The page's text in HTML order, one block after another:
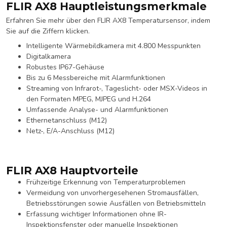
FLIR AX8 Hauptleistungsmerkmale
Erfahren Sie mehr über den FLIR AX8 Temperatursensor, indem
Sie auf die Ziffern klicken.
Intelligente Wärmebildkamera mit 4.800 Messpunkten
Digitalkamera
Robustes IP67-Gehäuse
Bis zu 6 Messbereiche mit Alarmfunktionen
Streaming von Infrarot-, Tageslicht- oder MSX-Videos in
den Formaten MPEG, MJPEG und H.264
Umfassende Analyse- und Alarmfunktionen
Ethernetanschluss (M12)
Netz-, E/A-Anschluss (M12)
FLIR AX8 Hauptvorteile
Frühzeitige Erkennung von Temperaturproblemen
Vermeidung von unvorhergesehenen Stromausfällen,
Betriebsstörungen sowie Ausfällen von Betriebsmitteln
Erfassung wichtiger Informationen ohne IR-
Inspektionsfenster oder manuelle Inspektionen